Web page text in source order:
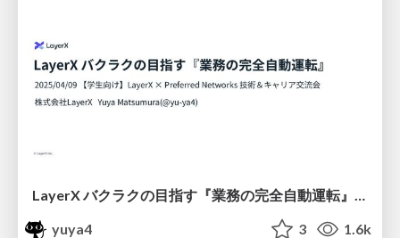
yuya4
3 1.6k